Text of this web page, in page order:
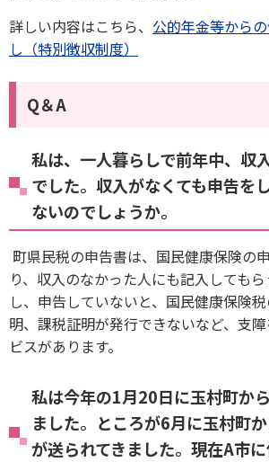
詳しい内容はこちら、 公的年金等から
し（特別徴収制度）
Q＆A
私は、一人暮らしで前年中、収
でした。収入がなくても申告を
ないのでしょうか。
町県民税の申告書は、国民健康保険の
り、収入のなかった人にも記入しても
し、申告していないと、国民健康保険
明、課税証明が発行できないなど、支
ビスがあります。
私は今年の1月20日に玉村町か
ました。ところが6月に玉村町
が送られてきました。現在A市